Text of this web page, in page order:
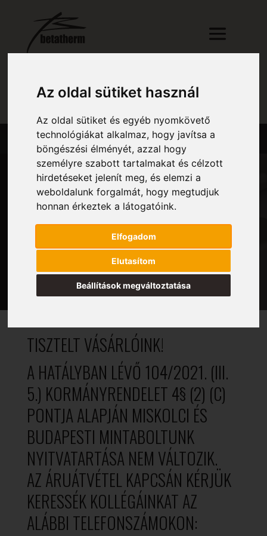
Az oldal sütiket használ
Az oldal sütiket és egyéb nyomkövető
technológiákat alkalmaz, hogy javítsa a
böngészési élményét, azzal hogy
személyre szabott tartalmakat és célzott
hirdetéseket jelenít meg, és elemzi a
weboldalunk forgalmát, hogy megtudjuk
honnan érkeztek a látogatóink.
Elfogadom
Elutasítom
Beállítások megváltoztatása
RÉSZLETES KERESŐ
MINTABOLT
NYITVATARTÁS
TISZTELT VÁSÁRLÓINK!
A HATÁLYBAN LÉVŐ 104/2021. (III.
5.) KORMÁNYRENDELET 4§ (2) (C)
PONTJA ALAPJÁN MISKOLCI ÉS
BUDAPESTI MINTABOLTUNK
NYITVATARTÁSA NEM VÁLTOZIK.
AZ ÁRUÁTVÉTEL KAPCSÁN KÉRJÜK
KERESSÉK KOLLÉGÁINKAT AZ
ALÁBBI TELEFONSZÁMOKON: